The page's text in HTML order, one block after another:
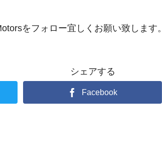
をフォロー宜しくお願い致します。
シェアする
Facebook